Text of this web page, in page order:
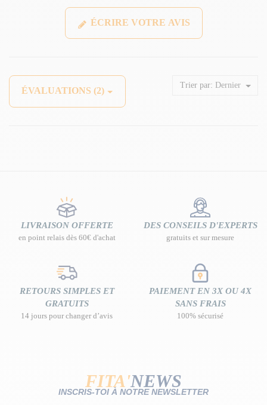
ÉCRIRE VOTRE AVIS
ÉVALUATIONS (2)
Trier par: Dernier
LIVRAISON OFFERTE
en point relais dès 60€ d'achat
DES CONSEILS D'EXPERTS
gratuits et sur mesure
RETOURS SIMPLES ET
GRATUITS
14 jours pour changer d’avis
PAIEMENT EN 3X OU 4X
SANS FRAIS
100% sécurisé
FITA'NEWS
INSCRIS-TOI À NOTRE NEWSLETTER